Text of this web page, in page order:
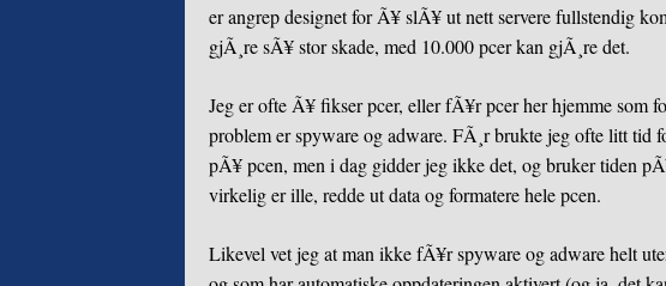
er angrep designet for Ã¥ slÃ¥ ut nett servere fullstendig
gjÃ¸re sÃ¥ stor skade, med 10.000 pcer kan gjÃ¸re det.
Jeg er ofte Ã¥ fikser pcer, eller fÃ¥r pcer her hjemme som
problem er spyware og adware. FÃ¸r brukte jeg ofte litt tid
pÃ¥ pcen, men i dag gidder jeg ikke det, og bruker tiden
virkelig er ille, redde ut data og formatere hele pcen.
Likevel vet jeg at man ikke fÃ¥r spyware og adware helt